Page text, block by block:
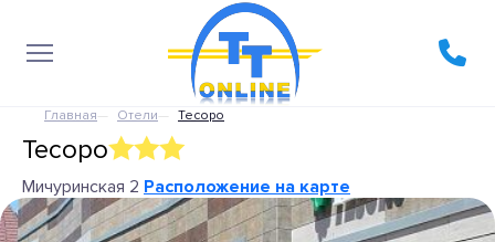
Главная Отели Тесоро
Тесоро
Мичуринская 2 Расположение на карте